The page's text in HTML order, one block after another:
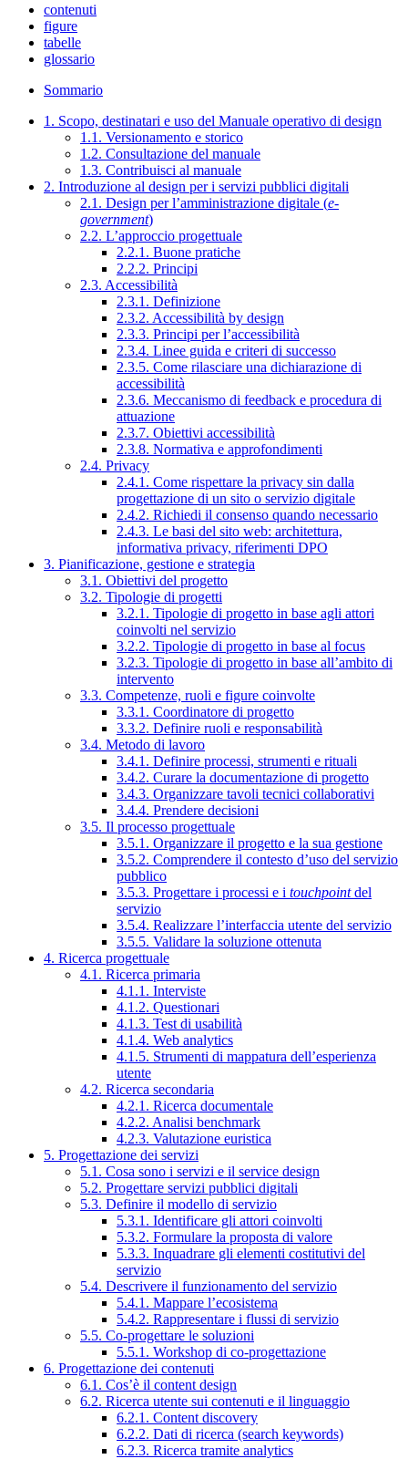
contenuti
figure
tabelle
glossario
Sommario
1. Scopo, destinatari e uso del Manuale operativo di design
1.1. Versionamento e storico
1.2. Consultazione del manuale
1.3. Contribuisci al manuale
2. Introduzione al design per i servizi pubblici digitali
2.1. Design per l’amministrazione digitale (e-
government)
2.2. L’approccio progettuale
2.2.1. Buone pratiche
2.2.2. Principi
2.3. Accessibilità
2.3.1. Definizione
2.3.2. Accessibilità by design
2.3.3. Principi per l’accessibilità
2.3.4. Linee guida e criteri di successo
2.3.5. Come rilasciare una dichiarazione di
accessibilità
2.3.6. Meccanismo di feedback e procedura di
attuazione
2.3.7. Obiettivi accessibilità
2.3.8. Normativa e approfondimenti
2.4. Privacy
2.4.1. Come rispettare la privacy sin dalla
progettazione di un sito o servizio digitale
2.4.2. Richiedi il consenso quando necessario
2.4.3. Le basi del sito web: architettura,
informativa privacy, riferimenti DPO
3. Pianificazione, gestione e strategia
3.1. Obiettivi del progetto
3.2. Tipologie di progetti
3.2.1. Tipologie di progetto in base agli attori
coinvolti nel servizio
3.2.2. Tipologie di progetto in base al focus
3.2.3. Tipologie di progetto in base all’ambito di
intervento
3.3. Competenze, ruoli e figure coinvolte
3.3.1. Coordinatore di progetto
3.3.2. Definire ruoli e responsabilità
3.4. Metodo di lavoro
3.4.1. Definire processi, strumenti e rituali
3.4.2. Curare la documentazione di progetto
3.4.3. Organizzare tavoli tecnici collaborativi
3.4.4. Prendere decisioni
3.5. Il processo progettuale
3.5.1. Organizzare il progetto e la sua gestione
3.5.2. Comprendere il contesto d’uso del servizio
pubblico
3.5.3. Progettare i processi e i touchpointdel
servizio
3.5.4. Realizzare l’interfaccia utente del servizio
3.5.5. Validare la soluzione ottenuta
4. Ricerca progettuale
4.1. Ricerca primaria
4.1.1. Interviste
4.1.2. Questionari
4.1.3. Test di usabilità
4.1.4. Web analytics
4.1.5. Strumenti di mappatura dell’esperienza
utente
4.2. Ricerca secondaria
4.2.1. Ricerca documentale
4.2.2. Analisi benchmark
4.2.3. Valutazione euristica
5. Progettazione dei servizi
5.1. Cosa sono i servizi e il service design
5.2. Progettare servizi pubblici digitali
5.3. Definire il modello di servizio
5.3.1. Identificare gli attori coinvolti
5.3.2. Formulare la proposta di valore
5.3.3. Inquadrare gli elementi costitutivi del
servizio
5.4. Descrivere il funzionamento del servizio
5.4.1. Mappare l’ecosistema
5.4.2. Rappresentare i flussi di servizio
5.5. Co-progettare le soluzioni
5.5.1. Workshop di co-progettazione
6. Progettazione dei contenuti
6.1. Cos’è il content design
6.2. Ricerca utente sui contenuti e il linguaggio
6.2.1. Content discovery
6.2.2. Dati di ricerca (search keywords)
6.2.3. Ricerca tramite analytics